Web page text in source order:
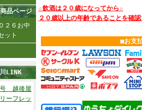
品ページ
２６お中
ット
LINK
号 越後屋
ーフレッ
☆飲酒は２０歳になってから☆
２０歳以上の年齢であることを確
■お支